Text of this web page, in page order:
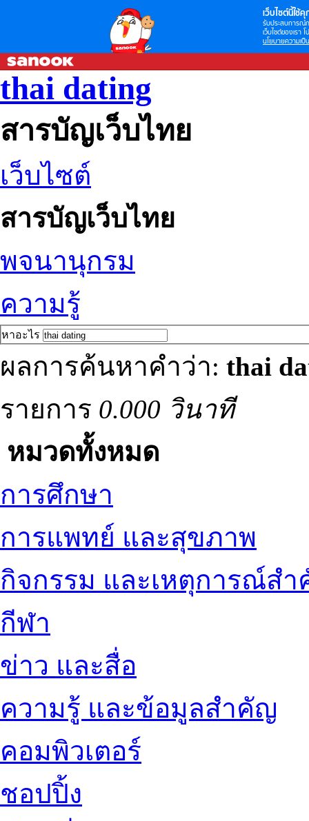
เว็บไซต์นี้ใช้คุ
รับประสบการณ์
เว็บไซต์ของเรา
นโยบายความเป็
thai dating
สารบัญเว็บไทย
เว็บไซต์
สารบัญเว็บไทย
พจนานุกรม
ความรู้
หาอะไร
ผลการค้นหาคำว่า: thai
รายการ 0.000 วินาที
หมวดทั้งหมด
การศึกษา
การแพทย์ และสุขภาพ
กิจกรรม และเหตุการณ์ส
กีฬา
ข่าว และสื่อ
ความรู้ และข้อมูลสำคัญ
คอมพิวเตอร์
ชอปปิ้ง